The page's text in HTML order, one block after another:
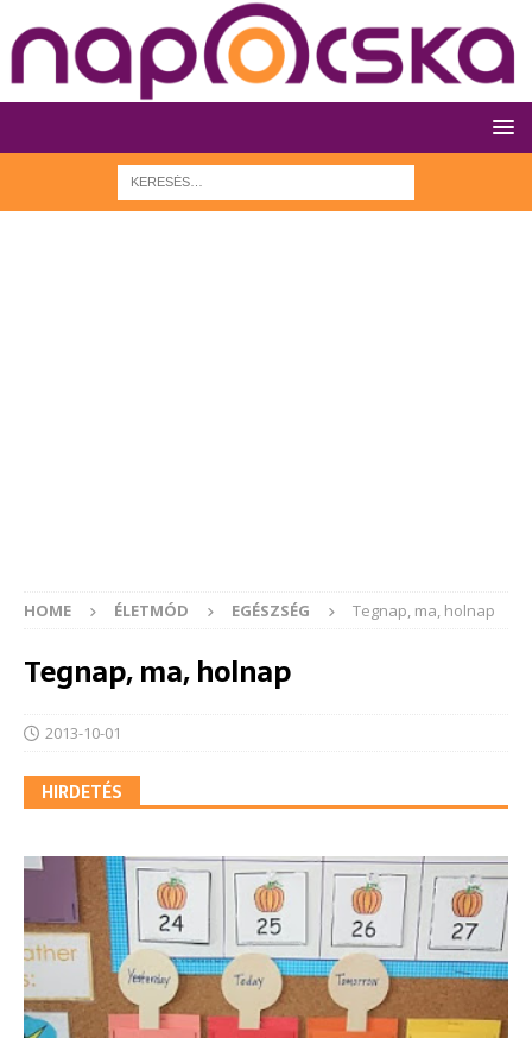
HOME ÉLETMÓD EGÉSZSÉG Tegnap, ma, holnap
Tegnap, ma, holnap
2013-10-01
HIRDETÉS